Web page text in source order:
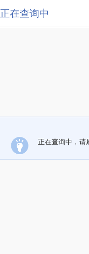
正在查询中
正在查询中，请